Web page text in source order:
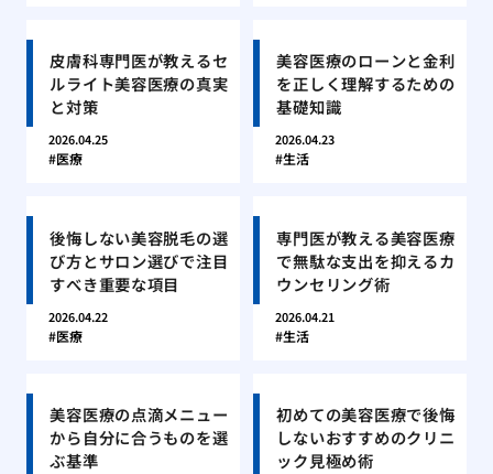
皮膚科専門医が教えるセ
ルライト美容医療の真実
と対策
2026.04.25
医療
美容医療のローンと金利
を正しく理解するための
基礎知識
2026.04.23
生活
後悔しない美容脱毛の選
び方とサロン選びで注目
すべき重要な項目
2026.04.22
医療
専門医が教える美容医療
で無駄な支出を抑えるカ
ウンセリング術
2026.04.21
生活
美容医療の点滴メニュー
から自分に合うものを選
ぶ基準
初めての美容医療で後悔
しないおすすめのクリニ
ック見極め術